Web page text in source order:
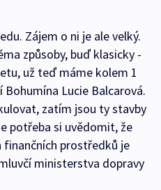
Zájem o ni je ale velký.
způsoby, buď klasicky -
už teď máme kolem 1
Bohumína Lucie Balcarová.
zatím jsou ty stavby
potřeba si uvědomit, že
prostředků je
ministerstva dopravy